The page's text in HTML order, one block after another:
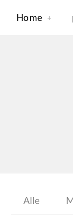
Home
Alle